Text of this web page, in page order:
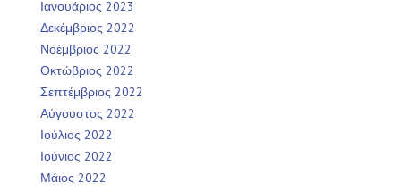
Ιανουάριος 2023
Δεκέμβριος 2022
Νοέμβριος 2022
Οκτώβριος 2022
Σεπτέμβριος 2022
Αύγουστος 2022
Ιούλιος 2022
Ιούνιος 2022
Μάιος 2022